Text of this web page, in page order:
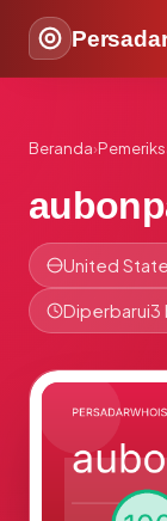
Beranda›
United
Diperbarui3